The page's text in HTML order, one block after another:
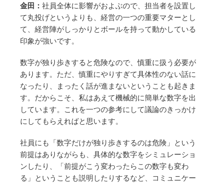
金田： 社員全体に影響がおよぶので、担当者を設置し
て丸投げというよりも、経営の一つの重要マターとし
て、経営陣がしっかりとボールを持って動かしている
印象が強いです。
数字が独り歩きすると危険なので、慎重に扱う必要が
あります。ただ、慎重にやりすぎて具体性のない話に
なったり、まったく話が進まないということも起きま
す。だからこそ、私はあえて機械的に簡単な数字を出
しています。これを一つの参考にして議論のきっかけ
にしてもらえればと思います。
社員にも「数字だけが独り歩きするのは危険」という
前提はありながらも、具体的な数字をシミュレーショ
ンしたり、「前提がこう変わったらこの数字も変わ
る」ということも説明したりするなど、コミュニケー